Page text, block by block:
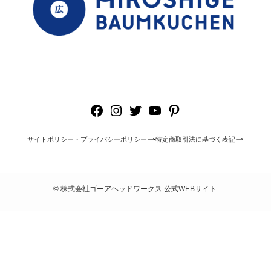
Facebook
Instagram
Twitter
YouTube
Pinterest
サイトポリシー・プライバシーポリシー 特定商取引法に基づく表記
©株式会社ゴーアヘッドワークス 公式WEBサイト.